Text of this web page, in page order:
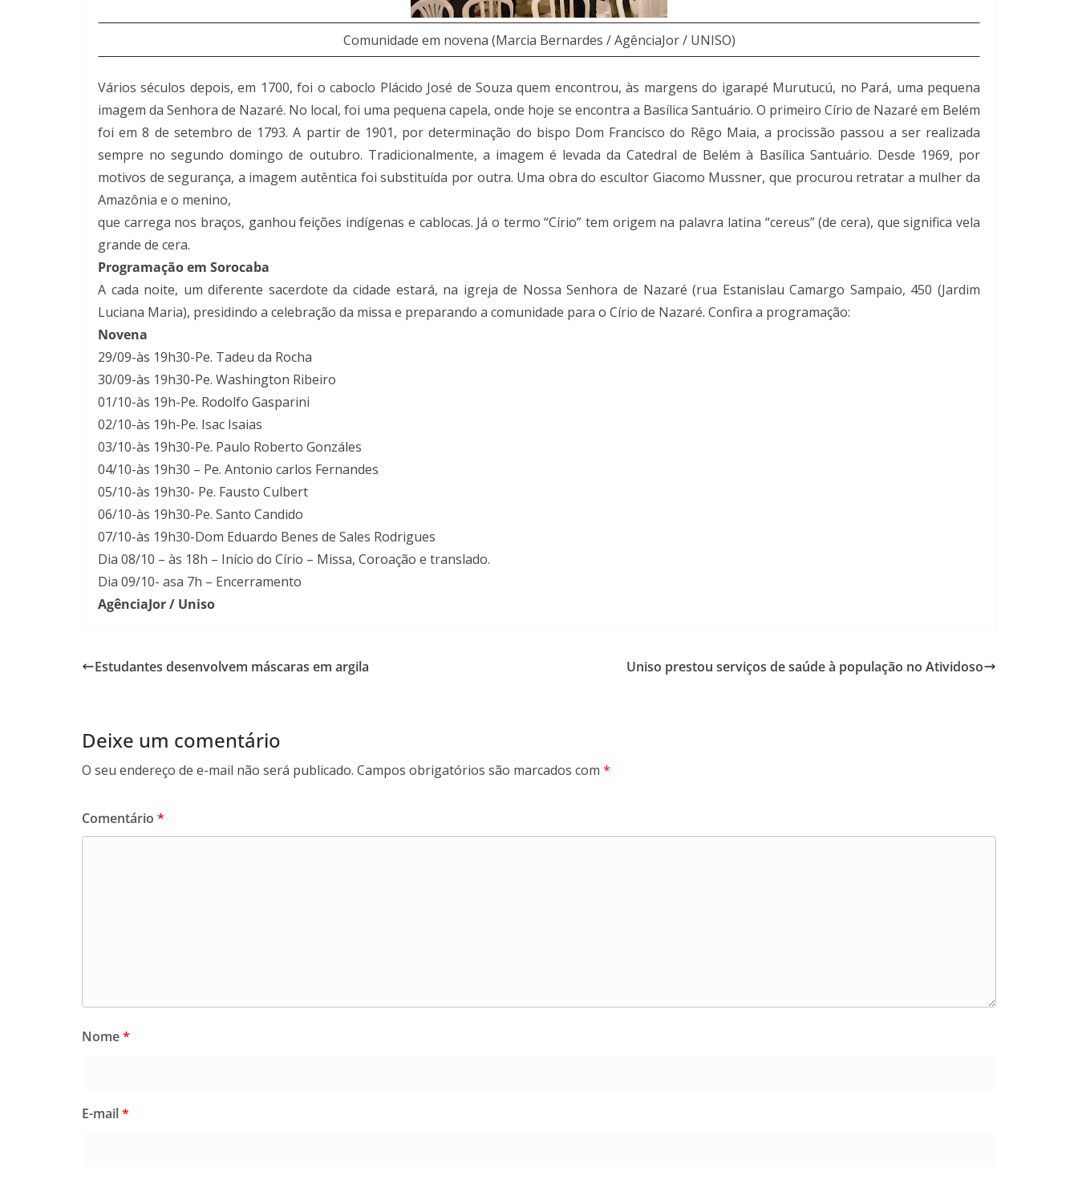
Comunidade em novena (Marcia Bernardes / AgênciaJor / UNISO)
Vários séculos depois, em 1700, foi o caboclo Plácido José de Souza quem encontrou, às margens do igarapé Murutucú, no Pará, uma pequena
imagem da Senhora de Nazaré. No local, foi uma pequena capela, onde hoje se encontra a Basílica Santuário. O primeiro Círio de Nazaré em Belém
foi em 8 de setembro de 1793. A partir de 1901, por determinação do bispo Dom Francisco do Rêgo Maia, a procissão passou a ser realizada
sempre no segundo domingo de outubro. Tradicionalmente, a imagem é levada da Catedral de Belém à Basílica Santuário. Desde 1969, por
motivos de segurança, a imagem autêntica foi substituída por outra. Uma obra do escultor Giacomo Mussner, que procurou retratar a mulher da
Amazônia e o menino,
que carrega nos braços, ganhou feições indígenas e cablocas. Já o termo “Círio” tem origem na palavra latina “cereus” (de cera), que significa vela
grande de cera.
Programação em Sorocaba
A cada noite, um diferente sacerdote da cidade estará, na igreja de Nossa Senhora de Nazaré (rua Estanislau Camargo Sampaio, 450 (Jardim
Luciana Maria), presidindo a celebração da missa e preparando a comunidade para o Círio de Nazaré. Confira a programação:
Novena
29/09-às 19h30-Pe. Tadeu da Rocha
30/09-às 19h30-Pe. Washington Ribeiro
01/10-às 19h-Pe. Rodolfo Gasparini
02/10-às 19h-Pe. Isac Isaias
03/10-às 19h30-Pe. Paulo Roberto Gonzáles
04/10-às 19h30 – Pe. Antonio carlos Fernandes
05/10-às 19h30- Pe. Fausto Culbert
06/10-às 19h30-Pe. Santo Candido
07/10-às 19h30-Dom Eduardo Benes de Sales Rodrigues
Dia 08/10 – às 18h – Início do Círio – Missa, Coroação e translado.
Dia 09/10- asa 7h – Encerramento
AgênciaJor / Uniso
Estudantes desenvolvem máscaras em argila Uniso prestou serviços de saúde à população no Atividoso
Deixe um comentário
O seu endereço de e-mail não será publicado. Campos obrigatórios são marcados com *
Comentário *
Nome*
E-mail*